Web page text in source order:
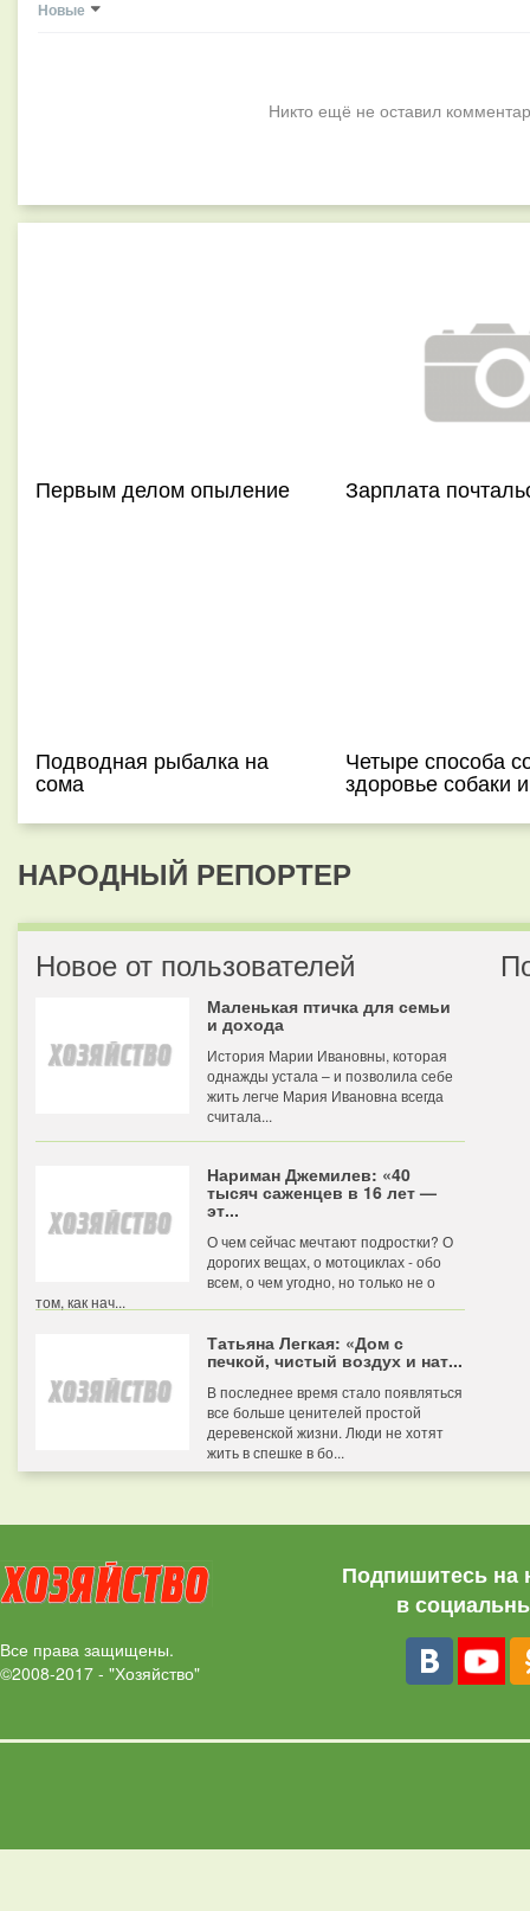
Новые
Никто ещё не оставил
Первым делом опыление Зарплата
Подводная рыбалка на
сома
Четыре способа
здоровье собаки
НАРОДНЫЙ РЕПОРТЕР
Новое от пользователей
Маленькая птичка для семьи
и дохода
История Марии Ивановны, которая
однажды устала – и позволила себе
жить легче Мария Ивановна всегда
считала...
Нариман Джемилев: «40
тысяч саженцев в 16 лет —
эт...
О чем сейчас мечтают подростки? О
дорогих вещах, о мотоциклах - обо
всем, о чем угодно, но только не о
том, как нач...
Татьяна Легкая: «Дом с
печкой, чистый воздух и нат...
В последнее время стало появляться
все больше ценителей простой
деревенской жизни. Люди не хотят
жить в спешке в бо...
Все права защищены.
©2008-2017 - "Хозяйство"
Подпишитесь на
в